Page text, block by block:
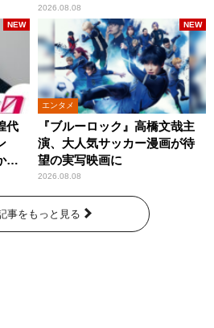
2026.08.08
代
ら
NEW
エンタメ
『ブルーロック』高橋文哉主
演、大人気サッカー漫画が待
望の実写映画に
2026.08.08
NEW
事をもっと見る